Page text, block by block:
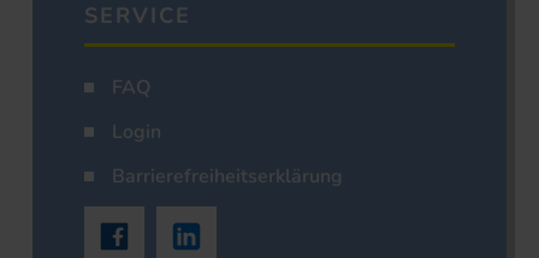
SERVICE
FAQ
Login
Barrierefreiheitserklärung